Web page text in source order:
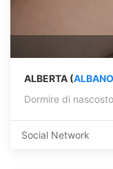
ALBERTA (
Dormire di
Social Network